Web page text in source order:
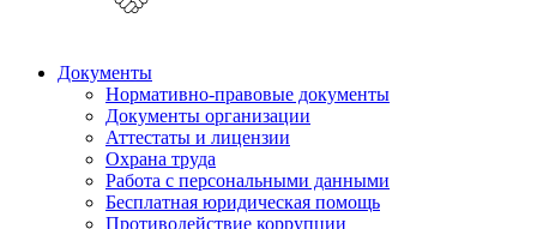
Документы
Нормативно-правовые документы
Документы организации
Аттестаты и лицензии
Охрана труда
Работа с персональными данными
Бесплатная юридическая помощь
Противодействие коррупции